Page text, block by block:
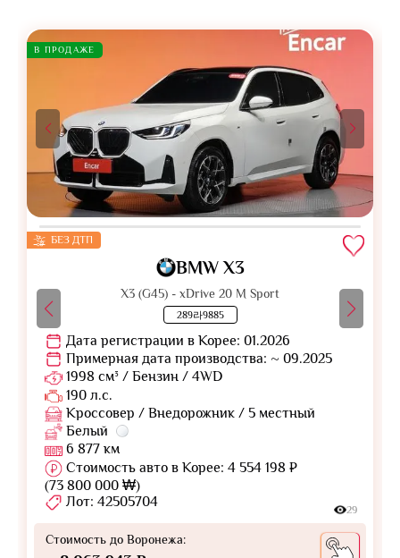
В ПРОДАЖЕ
БЕЗ ДТП
BMW X3
X3 (G45) - xDrive 20 M Sport
289라9885
Дата регистрации в Корее: 01.2026
Примерная дата производства: ~ 09.2025
1998 см³ / Бензин / 4WD
190 л.с.
Кроссовер / Внедорожник / 5 местный
Белый
6 877 км
Стоимость авто в Корее: 4 554 198 ₽
(73 800 000 ₩)
Лот: 42505704
29
Стоимость до Воронежа: